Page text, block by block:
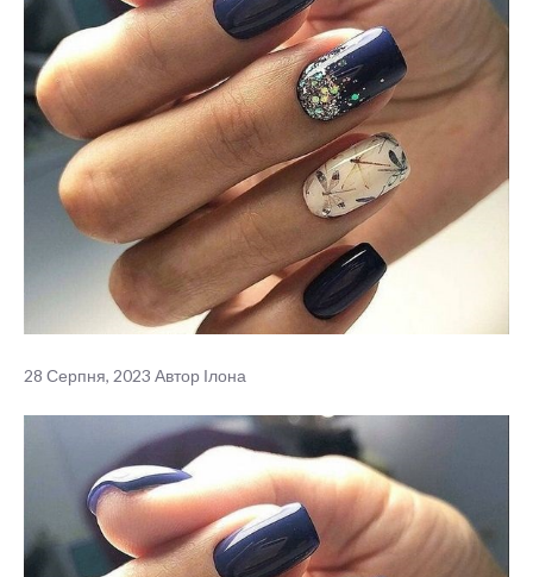
28 Серпня, 2023 Автор Ілона